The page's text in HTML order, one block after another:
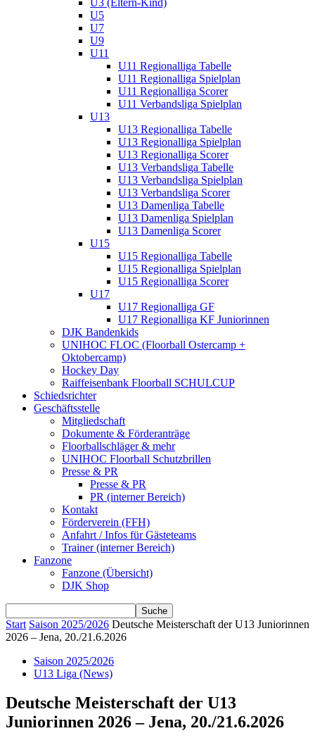
U5
U7
U9
U11
U11 Regionalliga Tabelle
U11 Regionalliga Spielplan
U11 Regionalliga Scorer
U11 Verbandsliga Spielplan
U13
U13 Regionalliga Tabelle
U13 Regionalliga Spielplan
U13 Regionalliga Scorer
U13 Verbandsliga Tabelle
U13 Verbandsliga Spielplan
U13 Verbandsliga Scorer
U13 Damenliga Tabelle
U13 Damenliga Spielplan
U13 Damenliga Scorer
U15
U15 Regionalliga Tabelle
U15 Regionalliga Spielplan
U15 Regionalliga Scorer
U17
U17 Regionalliga GF
U17 Regionalliga KF Juniorinnen
DJK Bandenkids
UNIHOC FLOC (Floorball Ostercamp +
Oktobercamp)
Hockey Day
Raiffeisenbank Floorball SCHULCUP
Schiedsrichter
Geschäftsstelle
Mitgliedschaft
Dokumente & Förderanträge
Floorballschläger & mehr
UNIHOC Floorball Schutzbrillen
Presse & PR
Presse & PR
PR (interner Bereich)
Kontakt
Förderverein (FFH)
Anfahrt / Infos für Gästeteams
Trainer (interner Bereich)
Fanzone
Fanzone (Übersicht)
DJK Shop
Start Saison 2025/2026 Deutsche Meisterschaft der U13 Juniorinnen
2026 – Jena, 20./21.6.2026
Saison 2025/2026
U13 Liga (News)
Deutsche Meisterschaft der U13
Juniorinnen 2026 – Jena, 20./21.6.2026